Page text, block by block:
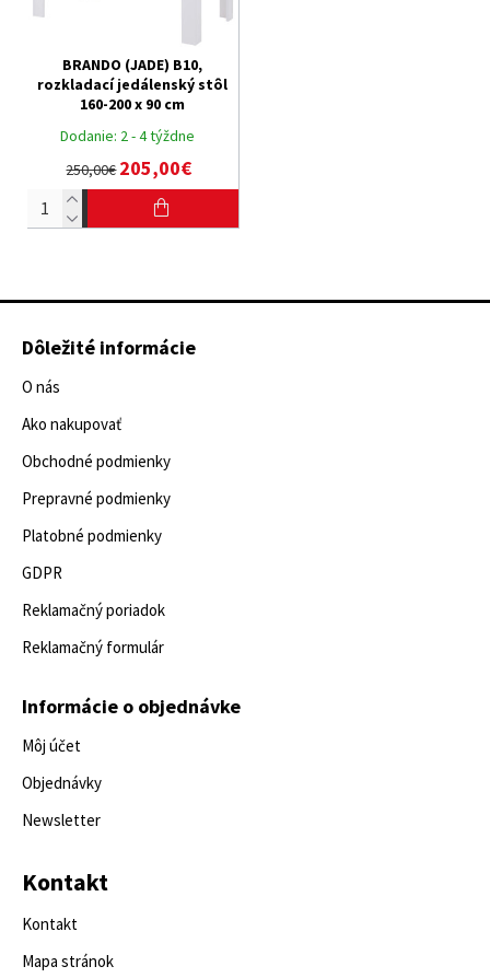
Dodanie: 2 - 4 týždne
BRANDO (JADE) B10,
rozkladací jedálenský stôl
160-200 x 90 cm
250,00€205,00€
Dôležité informácie
O nás
Ako nakupovať
Obchodné podmienky
Prepravné podmienky
Platobné podmienky
GDPR
Reklamačný poriadok
Reklamačný formulár
Informácie o objednávke
Môj účet
Objednávky
Newsletter
Kontakt
Kontakt
Mapa stránok